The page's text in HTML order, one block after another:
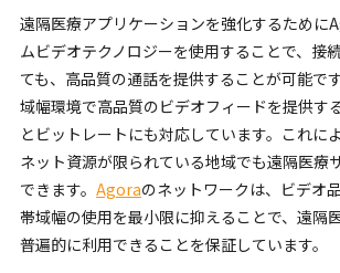
遠隔医療アプリケーションを強化するために
ムビデオテクノロジーを使用することで、接
ても、高品質の通話を提供することが可能です
域幅環境で高品質のビデオフィードを提供す
とビットレートにも対応しています。これに
ネット資源が限られている地域でも遠隔医療
できます。 Agoraのネットワークは、ビデオ
帯域幅の使用を最小限に抑えることで、遠隔
普遍的に利用できることを保証しています。